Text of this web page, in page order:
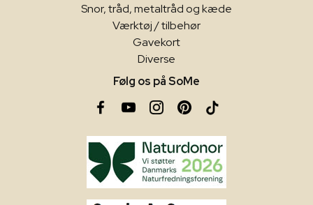
Snor, tråd, metaltråd og kæde
Værktøj / tilbehør
Gavekort
Diverse
Følg os på SoMe